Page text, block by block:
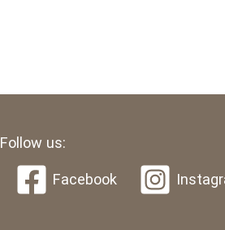
Follow us:
Facebook